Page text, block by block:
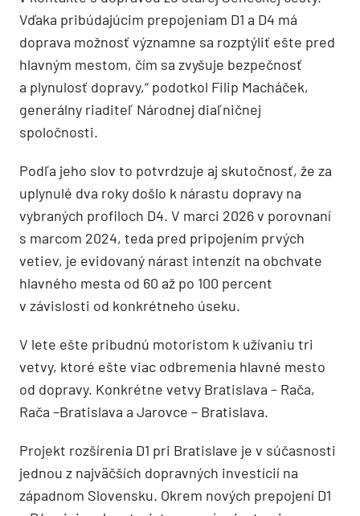
Vďaka pribúdajúcim prepojeniam D1 a D4 má
doprava možnosť významne sa rozptýliť ešte pred
hlavným mestom, čím sa zvyšuje bezpečnosť
a plynulosť dopravy,“ podotkol Filip Macháček,
generálny riaditeľ Národnej diaľničnej
spoločnosti.
Podľa jeho slov to potvrdzuje aj skutočnosť, že za
uplynulé dva roky došlo k nárastu dopravy na
vybraných profiloch D4. V marci 2026 v porovnaní
s marcom 2024, teda pred pripojením prvých
vetiev, je evidovaný nárast intenzít na obchvate
hlavného mesta od 60 až po 100 percent
v závislosti od konkrétneho úseku.
V lete ešte pribudnú motoristom k užívaniu tri
vetvy, ktoré ešte viac odbremenia hlavné mesto
od dopravy. Konkrétne vetvy Bratislava – Rača,
Rača –Bratislava a Jarovce – Bratislava.
Projekt rozšírenia D1 pri Bratislave je v súčasnosti
jednou z najväčších dopravných investícií na
západnom Slovensku. Okrem nových prepojení D1